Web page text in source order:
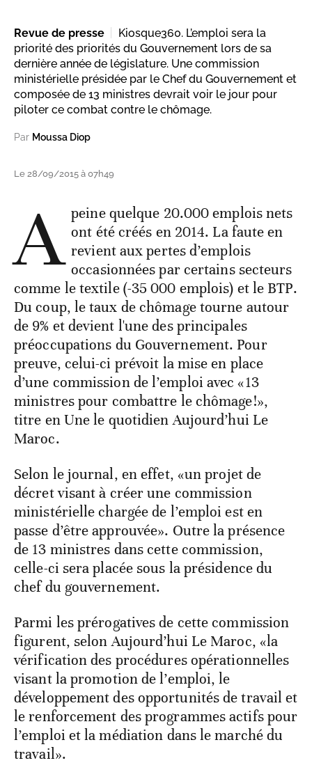
Revue de presse
Kiosque360. L’emploi sera la
priorité des priorités du Gouvernement lors de sa
dernière année de législature. Une commission
ministérielle présidée par le Chef du Gouvernement et
composée de 13 ministres devrait voir le jour pour
piloter ce combat contre le chômage.
Par Moussa Diop
Le 28/09/2015 à 07h49
A peine quelque 20.000 emplois nets
ont été créés en 2014. La faute en
revient aux pertes d’emplois
occasionnées par certains secteurs
comme le textile (-35 000 emplois) et le BTP.
Du coup, le taux de chômage tourne autour
de 9% et devient l'une des principales
préoccupations du Gouvernement. Pour
preuve, celui-ci prévoit la mise en place
d’une commission de l’emploi avec «13
ministres pour combattre le chômage!»,
titre en Une le quotidien Aujourd’hui Le
Maroc.
Selon le journal, en effet, «un projet de
décret visant à créer une commission
ministérielle chargée de l’emploi est en
passe d’être approuvée». Outre la présence
de 13 ministres dans cette commission,
celle-ci sera placée sous la présidence du
chef du gouvernement.
Parmi les prérogatives de cette commission
figurent, selon Aujourd’hui Le Maroc, «la
vérification des procédures opérationnelles
visant la promotion de l’emploi, le
développement des opportunités de travail et
le renforcement des programmes actifs pour
l’emploi et la médiation dans le marché du
travail».